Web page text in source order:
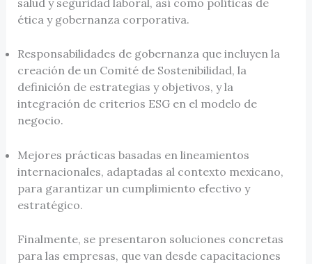
ética y gobernanza corporativa.
Responsabilidades de gobernanza que incluyen la
creación de un Comité de Sostenibilidad, la
definición de estrategias y objetivos, y la
integración de criterios ESG en el modelo de
negocio.
Mejores prácticas basadas en lineamientos
internacionales, adaptadas al contexto mexicano,
para garantizar un cumplimiento efectivo y
estratégico.
Finalmente, se presentaron soluciones concretas
para las empresas, que van desde capacitaciones